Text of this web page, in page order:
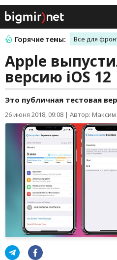
Горячие темы: Все для
Apple
версию iOS 12
Это публичная тестовая
26 июня 2018, 09:08 | Автор: Максим